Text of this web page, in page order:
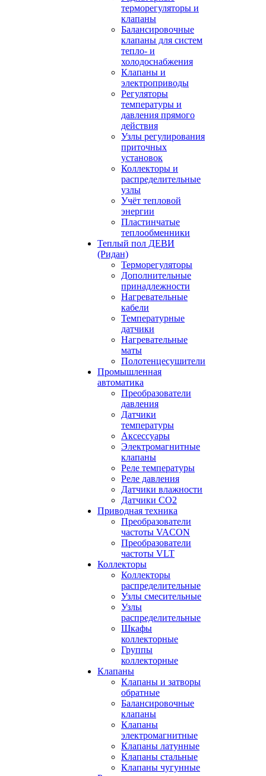
терморегуляторы и
клапаны
Балансировочные
клапаны для систем
тепло- и
холодоснабжения
Клапаны и
электроприводы
Регуляторы
температуры и
давления прямого
действия
Узлы регулирования
приточных
установок
Коллекторы и
распределительные
узлы
Учёт тепловой
энергии
Пластинчатые
теплообменники
Теплый пол ДЕВИ
(Ридан)
Терморегуляторы
Дополнительные
принадлежности
Нагревательные
кабели
Температурные
датчики
Нагревательные
маты
Полотенцесушители
Промышленная
автоматика
Преобразователи
давления
Датчики
температуры
Аксессуары
Электромагнитные
клапаны
Реле температуры
Реле давления
Датчики влажности
Датчики CO2
Приводная техника
Преобразователи
частоты VACON
Преобразователи
частоты VLT
Коллекторы
Коллекторы
распределительные
Узлы смесительные
Узлы
распределительные
Шкафы
коллекторные
Группы
коллекторные
Клапаны
Клапаны и затворы
обратные
Балансировочные
клапаны
Клапаны
электромагнитные
Клапаны латунные
Клапаны стальные
Клапаны чугунные